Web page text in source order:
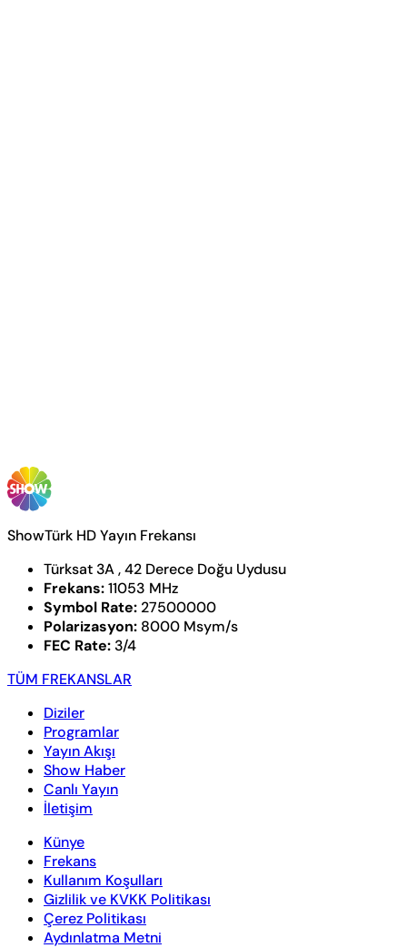
ShowTürk HD Yayın Frekansı
Türksat 3A , 42 Derece Doğu Uydusu
Frekans:11053 MHz
Symbol Rate: 27500000
Polarizasyon: 8000 Msym/s
FEC Rate: 3/4
TÜM FREKANSLAR
Diziler
Programlar
Yayın Akışı
Show Haber
Canlı Yayın
İletişim
Künye
Frekans
Kullanım Koşulları
Gizlilik ve KVKK Politikası
Çerez Politikası
Aydınlatma Metni